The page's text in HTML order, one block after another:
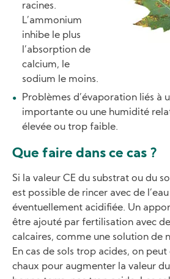
racines.
L’ammonium
inhibe le plus
l’absorption de
calcium, le
sodium le moins.
Problèmes d’évaporation liés à
importante ou une humidité
élevée ou trop faible.
Que faire dans ce cas ?
Si la valeur CE du substrat ou du
est possible de rincer avec de
éventuellement acidifiée. Un
être ajouté par fertilisation avec
calcaires, comme une solution de
En cas de sols trop acides, on
chaux pour augmenter la valeur du